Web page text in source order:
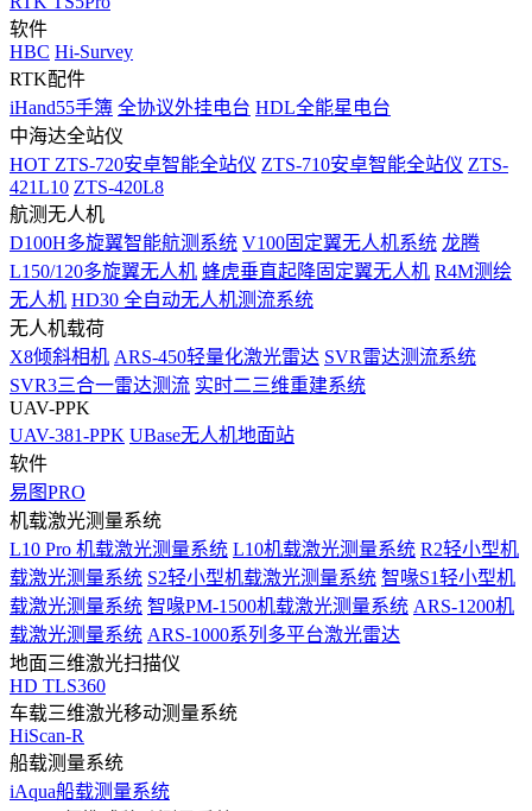
软件
HBC Hi-Survey
RTK配件
iHand55手簿 全协议外挂电台 HDL全能星电台
中海达全站仪
HOT ZTS-720安卓智能全站仪 ZTS-710安卓智能全站仪 ZTS-
421L10 ZTS-420L8
航测无人机
D100H多旋翼智能航测系统 V100固定翼无人机系统 龙腾
L150/120多旋翼无人机 蜂虎垂直起降固定翼无人机 R4M测绘
无人机 HD30 全自动无人机测流系统
无人机载荷
X8倾斜相机 ARS-450轻量化激光雷达 SVR雷达测流系统
SVR3三合一雷达测流 实时二三维重建系统
UAV-PPK
UAV-381-PPK UBase无人机地面站
软件
易图PRO
机载激光测量系统
L10 Pro 机载激光测量系统 L10机载激光测量系统 R2轻小型机
载激光测量系统 S2轻小型机载激光测量系统 智喙S1轻小型机
载激光测量系统 智喙PM-1500机载激光测量系统 ARS-1200机
载激光测量系统 ARS-1000系列多平台激光雷达
地面三维激光扫描仪
HD TLS360
车载三维激光移动测量系统
HiScan-R
船载测量系统
iAqua船载测量系统